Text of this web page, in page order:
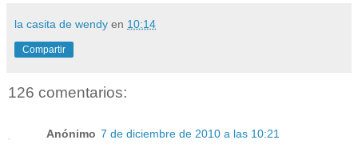
la casita de wendy en 10:14
Compartir
126 comentarios:
Anónimo 7 de diciembre de 2010 a las 10:21